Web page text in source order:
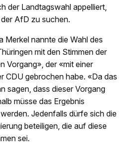
der Landtagswahl appelliert,
AfD zu suchen.
Merkel nannte die Wahl des
mit den Stimmen der
Vorgang», der «mit einer
CDU gebrochen habe. «Da das
sagen, dass dieser Vorgang
müsse das Ergebnis
Jedenfalls dürfe sich die
beteiligen, die auf diese
sei.